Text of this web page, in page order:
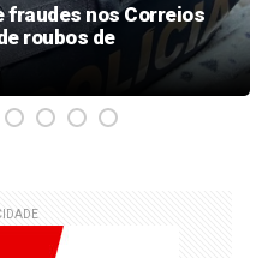
fraudes nos Correios
roubos de